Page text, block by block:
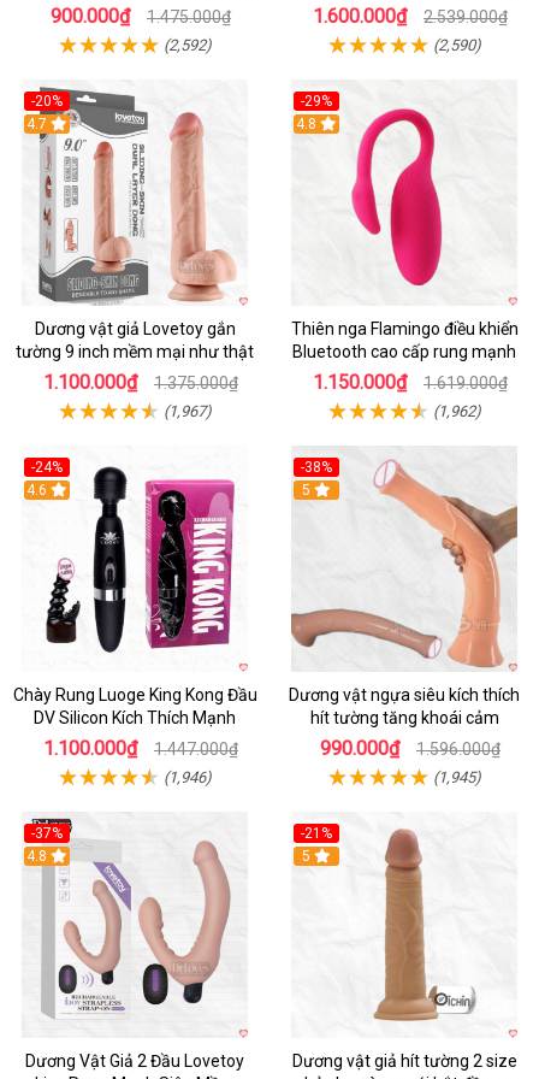
thật
900.000₫ 1.475.000₫
(2,592)
HOT
1.600.000₫ 2.539.000₫
(2,590)
-20%
Hot
4.7
Dương vật giả Lovetoy gắn
tường 9 inch mềm mại như thật
1.100.000₫ 1.375.000₫
(1,967)
-29%
Hot
4.8
Thiên nga Flamingo điều khiển
Bluetooth cao cấp rung mạnh
1.150.000₫ 1.619.000₫
(1,962)
-24%
4.6
Chày Rung Luoge King Kong Đầu
DV Silicon Kích Thích Mạnh
1.100.000₫ 1.447.000₫
(1,946)
-38%
Hot
5
Dương vật ngựa siêu kích thích
hít tường tăng khoái cảm
990.000₫ 1.596.000₫
(1,945)
-37%
Hot
4.8
Dương Vật Giả 2 Đầu Lovetoy
-21%
Hot
5
Dương vật giả hít tường 2 size